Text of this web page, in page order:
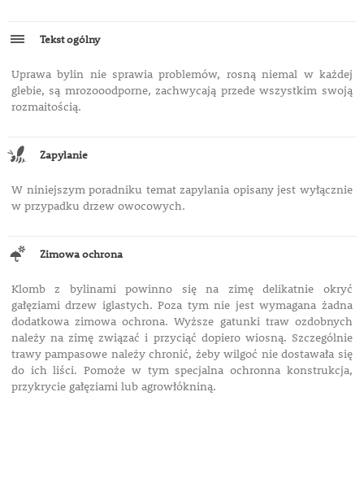
Tekst ogólny
Uprawa bylin nie sprawia problemów, rosną niemal w każdej
glebie, są mrozooodporne, zachwycają przede wszystkim swoją
rozmaitością.
Zapylanie
W niniejszym poradniku temat zapylania opisany jest wyłącznie
w przypadku drzew owocowych.
Zimowa ochrona
Klomb z bylinami powinno się na zimę delikatnie okryć
gałęziami drzew iglastych. Poza tym nie jest wymagana żadna
dodatkowa zimowa ochrona. Wyższe gatunki traw ozdobnych
należy na zimę związać i przyciąć dopiero wiosną. Szczególnie
trawy pampasowe należy chronić, żeby wilgoć nie dostawała się
do ich liści. Pomoże w tym specjalna ochronna konstrukcja,
przykrycie gałęziami lub agrowłókniną.